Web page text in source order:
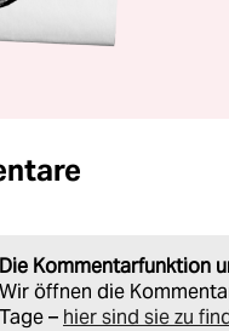
Die Kommentarfunktion
Wir öffnen die
Tage – hier sind sie zu